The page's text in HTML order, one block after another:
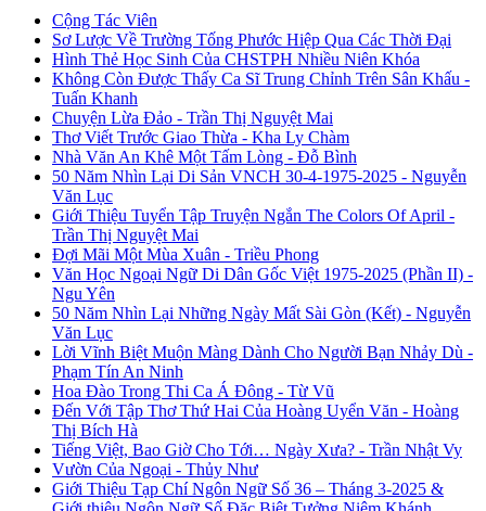
Cộng Tác Viên
Sơ Lược Về Trường Tống Phước Hiệp Qua Các Thời Đại
Hình Thẻ Học Sinh Của CHSTPH Nhiều Niên Khóa
Không Còn Được Thấy Ca Sĩ Trung Chỉnh Trên Sân Khấu -
Tuấn Khanh
Chuyện Lừa Đảo - Trần Thị Nguyệt Mai
Thơ Viết Trước Giao Thừa - Kha Ly Chàm
Nhà Văn An Khê Một Tấm Lòng - Đỗ Bình
50 Năm Nhìn Lại Di Sản VNCH 30-4-1975-2025 - Nguyễn
Văn Lục
Giới Thiệu Tuyển Tập Truyện Ngắn The Colors Of April -
Trần Thị Nguyệt Mai
Đợi Mãi Một Mùa Xuân - Triều Phong
Văn Học Ngoại Ngữ Di Dân Gốc Việt 1975-2025 (Phần II) -
Ngu Yên
50 Năm Nhìn Lại Những Ngày Mất Sài Gòn (Kết) - Nguyễn
Văn Lục
Lời Vĩnh Biệt Muộn Màng Dành Cho Người Bạn Nhảy Dù -
Phạm Tín An Ninh
Hoa Đào Trong Thi Ca Á Đông - Từ Vũ
Đến Với Tập Thơ Thứ Hai Của Hoàng Uyển Văn - Hoàng
Thị Bích Hà
Tiếng Việt, Bao Giờ Cho Tới… Ngày Xưa? - Trần Nhật Vy
Vườn Của Ngoại - Thủy Như
Giới Thiệu Tạp Chí Ngôn Ngữ Số 36 – Tháng 3-2025 &